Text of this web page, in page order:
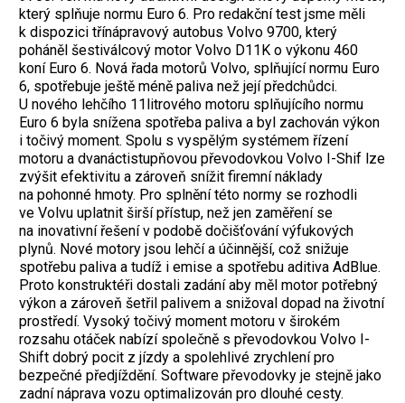
který splňuje normu Euro 6. Pro redakční test jsme měli
k dispozici třínápravový autobus Volvo 9700, který
poháněl šestiválcový motor Volvo D11K o výkonu 460
koní Euro 6. Nová řada motorů Volvo, splňující normu Euro
6, spotřebuje ještě méně paliva než její předchůdci.
U nového lehčího 11litrového motoru splňujícího normu
Euro 6 byla snížena spotřeba paliva a byl zachován výkon
i točivý moment. Spolu s vyspělým systémem řízení
motoru a dvanáctistupňovou převodovkou Volvo I-Shif lze
zvýšit efektivitu a zároveň snížit firemní náklady
na pohonné hmoty. Pro splnění této normy se rozhodli
ve Volvu uplatnit širší přístup, než jen zaměření se
na inovativní řešení v podobě dočišťování výfukových
plynů. Nové motory jsou lehčí a účinnější, což snižuje
spotřebu paliva a tudíž i emise a spotřebu aditiva AdBlue.
Proto konstruktéři dostali zadání aby měl motor potřebný
výkon a zároveň šetřil palivem a snižoval dopad na životní
prostředí. Vysoký točivý moment motoru v širokém
rozsahu otáček nabízí společně s převodovkou Volvo I-
Shift dobrý pocit z jízdy a spolehlivé zrychlení pro
bezpečné předjíždění. Software převodovky je stejně jako
zadní náprava vozu optimalizován pro dlouhé cesty.